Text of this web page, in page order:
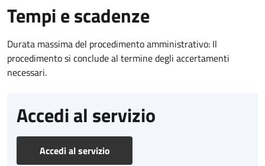
Tempi e scadenze
Durata massima del procedimento amministrativo: Il
procedimento si conclude al termine degli accertamenti
necessari.
Accedi al servizio
Accedi al servizio